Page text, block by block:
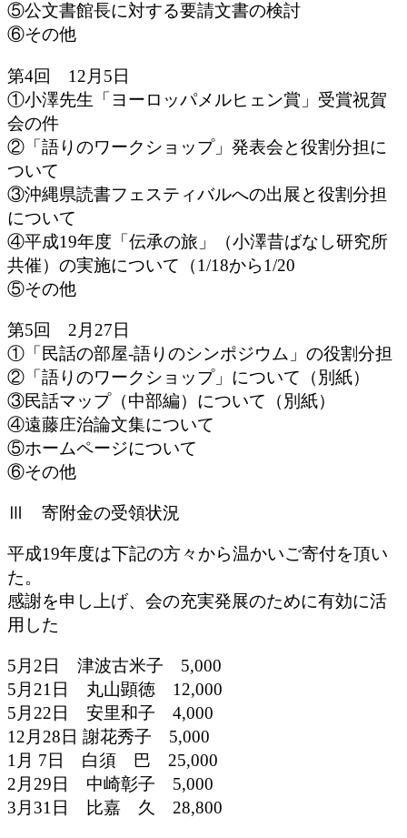
⑤公文書館長に対する要請文書の検討
⑥その他
第4回 12月5日
①小澤先生「ヨーロッパメルヒェン賞」受賞祝賀
会の件
②「語りのワークショップ」発表会と役割分担に
ついて
③沖縄県読書フェスティバルへの出展と役割分担
について
④平成19年度「伝承の旅」（小澤昔ばなし研究所
共催）の実施について（1/18から1/20
⑤その他
第5回 2月27日
①「民話の部屋‐語りのシンポジウム」の役割分担
②「語りのワークショップ」について（別紙）
③民話マップ（中部編）について（別紙）
④遠藤庄治論文集について
⑤ホームページについて
⑥その他
Ⅲ 寄附金の受領状況
平成19年度は下記の方々から温かいご寄付を頂い
た。
感謝を申し上げ、会の充実発展のために有効に活
用した
5月2日 津波古米子 5,000
5月21日 丸山顕徳 12,000
5月22日 安里和子 4,000
12月28日 謝花秀子 5,000
1月 7日 白須 巴 25,000
2月29日 中崎彰子 5,000
3月31日 比嘉 久 28,800